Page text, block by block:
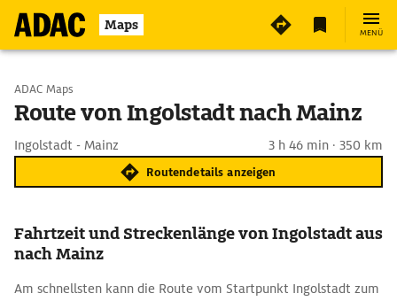
Maps MENÜ
Start wählen
ADAC Maps
Route von Ingolstadt nach Mainz
Ingolstadt - Mainz 3 h 46 min · 350 km
Routendetails anzeigen
Fahrtzeit und Streckenlänge von Ingolstadt aus
nach Mainz
Am schnellsten kann die Route vom Startpunkt Ingolstadt zum